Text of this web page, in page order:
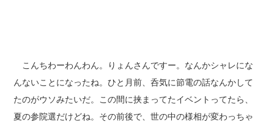
こんちわーわんわん。りょんさんですー。なんかシャレにな
んないことになったね。ひと月前、呑気に節電の話なんかして
たのがウソみたいだ。この間に挟まってたイベントってたら、
夏の参院選だけどね。その前後で、世の中の様相が変わっちゃ